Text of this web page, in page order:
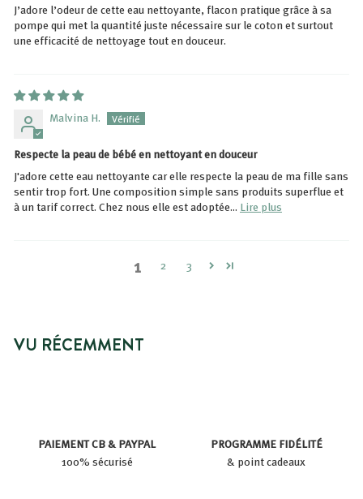
J’adore l’odeur de cette eau nettoyante, flacon pratique grâce à sa
pompe qui met la quantité juste nécessaire sur le coton et surtout
une efficacité de nettoyage tout en douceur.
Malvina H.
Respecte la peau de bébé en nettoyant en douceur
J'adore cette eau nettoyante car elle respecte la peau de ma fille sans
sentir trop fort. Une composition simple sans produits superflue et
à un tarif correct. Chez nous elle est adoptée... Lire plus
1 2 3
VU RÉCEMMENT
PAIEMENT CB & PAYPAL
100% sécurisé
PROGRAMME FIDÉLITÉ
& point cadeaux